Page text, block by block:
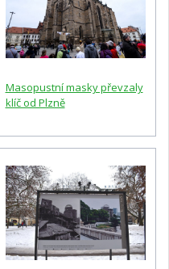
Masopustní masky převzaly
klíč od Plzně